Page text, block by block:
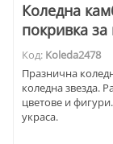
Коледнa
покривка
Код: Koleda2478
Празнична
коледна звезда.
цветове и
украса.